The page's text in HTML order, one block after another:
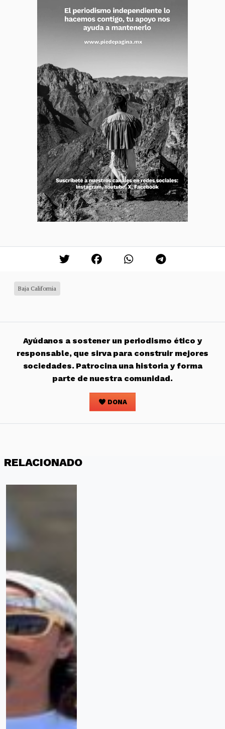
Baja California
Ayúdanos a sostener un periodismo ético y
responsable, que sirva para construir mejores
sociedades. Patrocina una historia y forma
parte de nuestra comunidad.
DONA
RELACIONADO